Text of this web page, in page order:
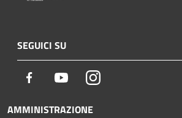
SEGUICI SU
Facebook YoutubeInstagram
AMMINISTRAZIONE